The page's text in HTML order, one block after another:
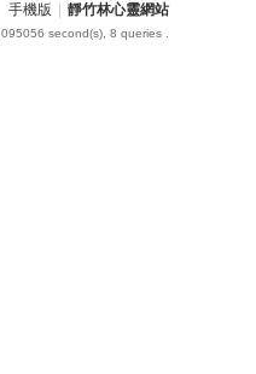
手機版 靜竹林心靈網站
second(s), 8 queries .